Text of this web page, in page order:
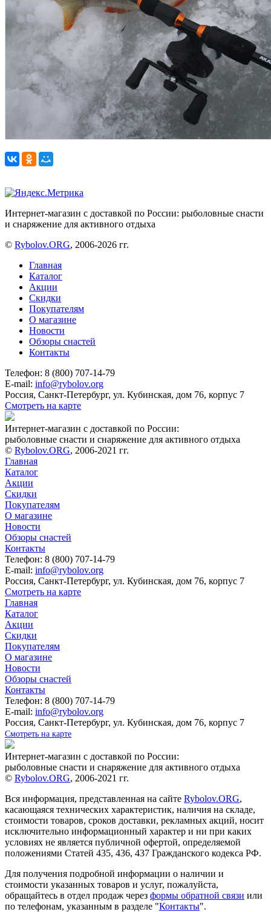
Интернет-магазин с доставкой по России: рыболовные снасти
и снаряжение для активного отдыха
© Rybolov.ORG, 2006-2026 гг.
Главная
Каталог
Акции
Скидки
Покупателям
О магазине
Новости
Обзоры снастей
Контакты
Телефон: 8 (800) 707-14-79
E-mail: info@rybolov.org
Россия, Санкт-Петербург, ул. Кубинская, дом 76, корпус 7
Смотреть на карте
Интернет-магазин с доставкой по России:
рыболовные снасти и снаряжение для активного отдыха
© Rybolov.ORG, 2006-2021 гг.
Главная
Каталог
Акции
Скидки
Покупателям
О магазине
Новости
Обзоры снастей
Контакты
Телефон: 8 (800) 707-14-79
E-mail: info@rybolov.org
Россия, Санкт-Петербург, ул. Кубинская, дом 76, корпус 7
Смотреть на карте
Главная
Каталог
Акции
Скидки
Покупателям
О магазине
Новости
Обзоры снастей
Контакты
Телефон: 8 (800) 707-14-79
E-mail: info@rybolov.org
Россия, Санкт-Петербург, ул. Кубинская, дом 76, корпус 7
Смотреть на карте
Интернет-магазин с доставкой по России:
рыболовные снасти и снаряжение для активного отдыха
© Rybolov.ORG, 2006-2021 гг.
Вся информация, представленная на сайте Rybolov.ORG,
касающаяся технических характеристик, наличия на складе,
стоимости товаров, сроков доставки, рекламных акций, носит
исключительно информационный характер и ни при каких
условиях не является публичной офертой, определяемой
положениями Статей 435, 436, 437 Гражданского кодекса РФ.
Для получения подробной информации о наличии и
стоимости указанных товаров и услуг, пожалуйста,
обращайтесь в отдел продаж через формы обратной связи или
по телефонам, указанным в разделе "Контакты".